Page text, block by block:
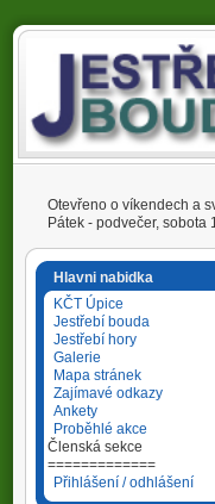
Otevřeno o víkendech a
Pátek - podvečer,
Hlavni nabidka
KČT Úpice
Jestřebí bouda
Jestřebí hory
Galerie
Mapa stránek
Zajímavé odkazy
Ankety
Proběhlé akce
Členská sekce
=============
Přihlášení / odhlášení